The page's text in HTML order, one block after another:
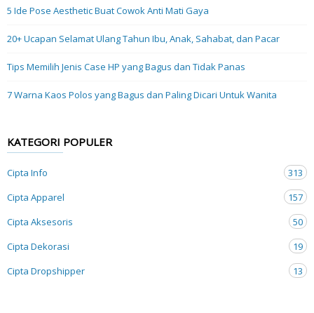
5 Ide Pose Aesthetic Buat Cowok Anti Mati Gaya
20+ Ucapan Selamat Ulang Tahun Ibu, Anak, Sahabat, dan Pacar
Tips Memilih Jenis Case HP yang Bagus dan Tidak Panas
7 Warna Kaos Polos yang Bagus dan Paling Dicari Untuk Wanita
KATEGORI POPULER
Cipta Info
313
Cipta Apparel
157
Cipta Aksesoris
50
Cipta Dekorasi
19
Cipta Dropshipper
13